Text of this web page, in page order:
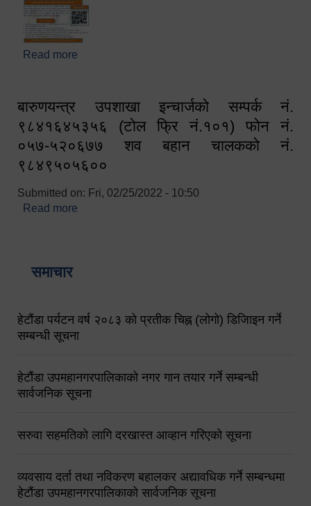
Read more
बारुणयन्त्र उपशाखा इन्चार्जको सम्पर्क नं.
९८४१६४५३५६ (टोल फ्रि नं.१०१) फोन नं.
०५७-५२०६७७ शव बहान चालकको नं.
९८४९५०५६००
Submitted on: Fri, 02/25/2022 - 10:50
Read more
समाचार
हेटौंडा पर्यटन वर्ष २०८३ को प्रतीक चिह्न (लोगो) डिजिाइन गर्ने
सम्बन्धी सूचना
हेटौंडा उपमहानगरपालिकाको नगर गान तयार गर्ने सम्बन्धी
सार्वजनिक सूचना
सरुवा सहमतिको लागि दरखास्त आव्हान गरिएको सूचना
व्यवसाय दर्ता तथा नविकरण बहालकर अद्यावधिक गर्ने सम्बन्धमा
हेटौंडा उपमहानगरपालिकाको सार्वजनिक सूचना